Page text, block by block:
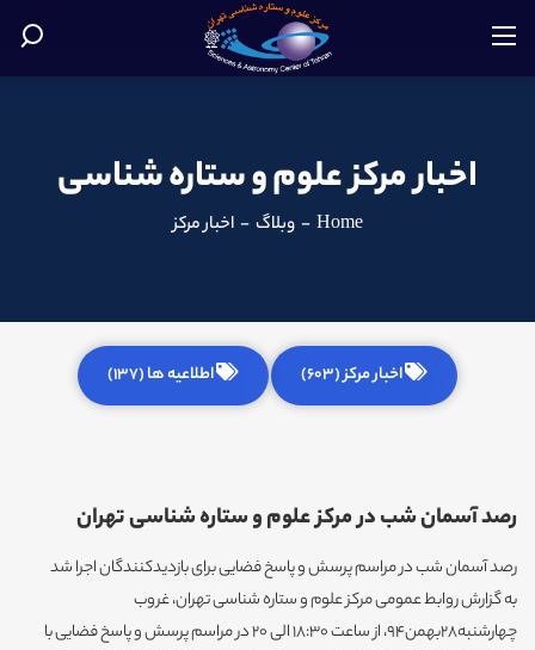
اخبار مرکز علوم و ستاره شناسی
Home
- وبلاگ - اخبار مرکز
اخبار مرکز (603) اطلاعیه ها (137)
رصد آسمان شب در مرکز علوم و ستاره شناسی تهران
رصد آسمان شب در مراسم پرسش و پاسخ فضایی برای بازدیدکنندگان اجرا شد
به گزارش روابط عمومی مرکز علوم و ستاره شناسی تهران، غروب
چهارشنبه28بهمن94، از ساعت 18:30 الی 20 در مراسم پرسش و پاسخ فضایی با